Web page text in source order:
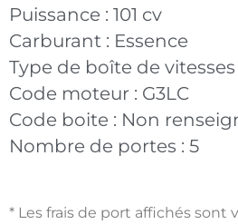
Puissance : 101 cv
Carburant : Essence
Type de boîte de vitesses
Code moteur : G3LC
Code boite : Non
Nombre de portes : 5
* Les frais de port affichés sont